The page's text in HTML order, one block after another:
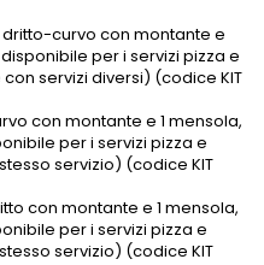
curvo con montante e
per i servizi pizza e
servizi diversi) (codice KIT
con montante e 1 mensola,
per i servizi pizza e
servizio) (codice KIT
con montante e 1 mensola,
per i servizi pizza e
servizio) (codice KIT